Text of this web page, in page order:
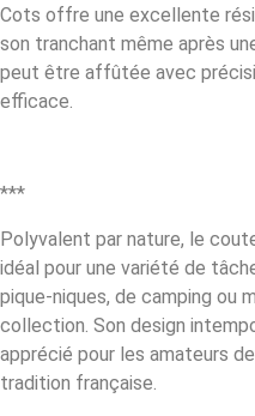
Cots offre une excellente
son tranchant même après
peut être affûtée avec
efficace.
***
Polyvalent par nature, le
idéal pour une variété de
pique-niques, de camping ou
collection. Son design
apprécié pour les amateurs
tradition française.